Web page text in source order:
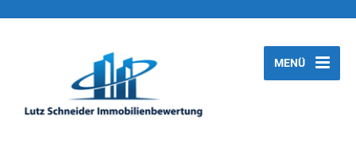
MENÜ